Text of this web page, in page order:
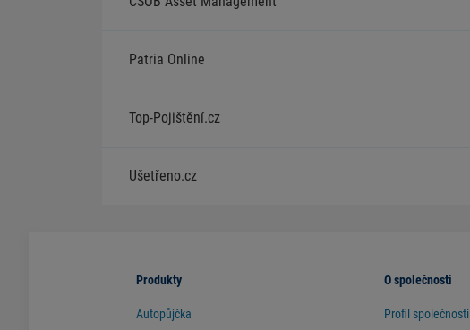
Patria Online
Top-Pojištění.cz
Ušetřeno.cz
Produkty
Autopůjčka
O společnosti
Profil společnosti